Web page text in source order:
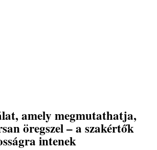
amely megmutathatja,
öregszel – a szakértők
intenek